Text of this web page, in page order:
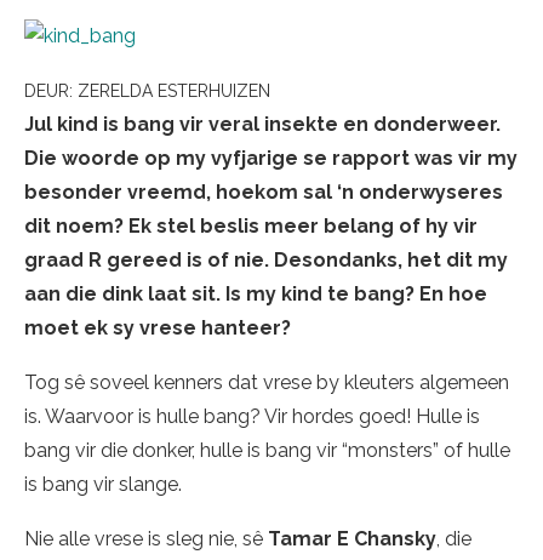
DEUR: ZERELDA ESTERHUIZEN
Jul kind is bang vir veral insekte en donderweer.
Die woorde op my vyfjarige se rapport was vir my
besonder vreemd, hoekom sal ‘n onderwyseres
dit noem? Ek stel beslis meer belang of hy vir
graad R gereed is of nie. Desondanks, het dit my
aan die dink laat sit. Is my kind te bang? En hoe
moet ek sy vrese hanteer?
Tog sê soveel kenners dat vrese by kleuters algemeen
is. Waarvoor is hulle bang? Vir hordes goed! Hulle is
bang vir die donker, hulle is bang vir “monsters” of hulle
is bang vir slange.
Nie alle vrese is sleg nie, sê Tamar E Chansky, die